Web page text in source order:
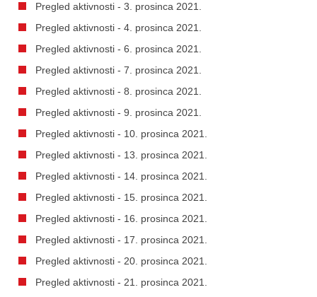
Pregled aktivnosti - 3. prosinca 2021.
Pregled aktivnosti - 4. prosinca 2021.
Pregled aktivnosti - 6. prosinca 2021.
Pregled aktivnosti - 7. prosinca 2021.
Pregled aktivnosti - 8. prosinca 2021.
Pregled aktivnosti - 9. prosinca 2021.
Pregled aktivnosti - 10. prosinca 2021.
Pregled aktivnosti - 13. prosinca 2021.
Pregled aktivnosti - 14. prosinca 2021.
Pregled aktivnosti - 15. prosinca 2021.
Pregled aktivnosti - 16. prosinca 2021.
Pregled aktivnosti - 17. prosinca 2021.
Pregled aktivnosti - 20. prosinca 2021.
Pregled aktivnosti - 21. prosinca 2021.